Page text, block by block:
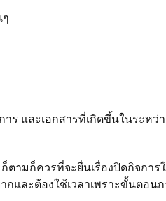
และเอกสารที่เกิดขึ้นในระหว่
ามก็ควรที่จะยื่นเรื่องปิดกิจการ
ละต้องใช้เวลาเพราะขั้นตอน